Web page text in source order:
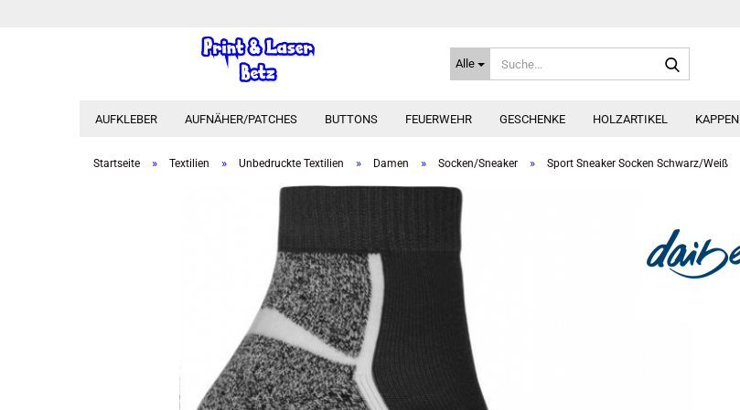
Alle
AUFKLEBER AUFNÄHER/PATCHES BUTTONS FEUERWEHR GESCHENKE HOLZARTIKEL KAPPEN
Startseite » Textilien » Unbedruckte Textilien » Damen » Socken/Sneaker » Sport Sneaker Socken Schwarz/Weiß